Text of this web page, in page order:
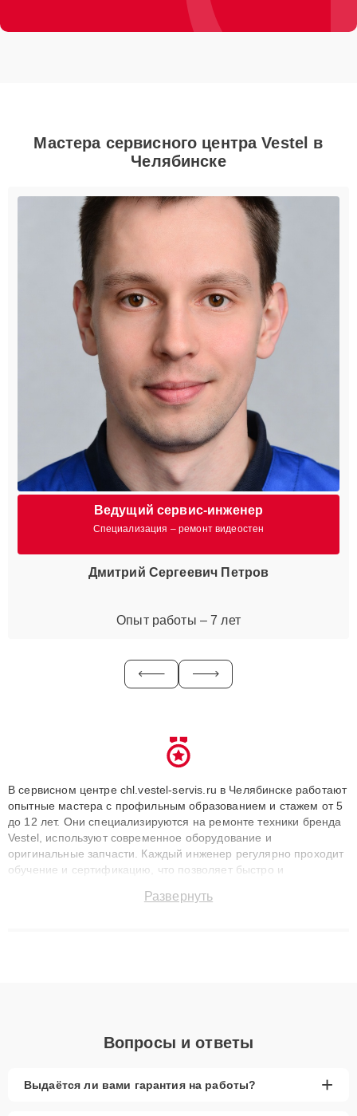
Мастера сервисного центра Vestel в
Челябинске
Ведущий сервис-инженер
Специализация – ремонт видеостен
Дмитрий Сергеевич Петров
Опыт работы – 7 лет
В сервисном центре chl.vestel-servis.ru в Челябинске работают
опытные мастера с профильным образованием и стажем от 5
до 12 лет. Они специализируются на ремонте техники бренда
Vestel, используют современное оборудование и
оригинальные запчасти. Каждый инженер регулярно проходит
обучение и сертификацию, что позволяет быстро и
сохранением гарантии до 3 лет. Наши мастера решают
Развернуть
Вопросы и ответы
Выдаётся ли вами гарантия на работы? +